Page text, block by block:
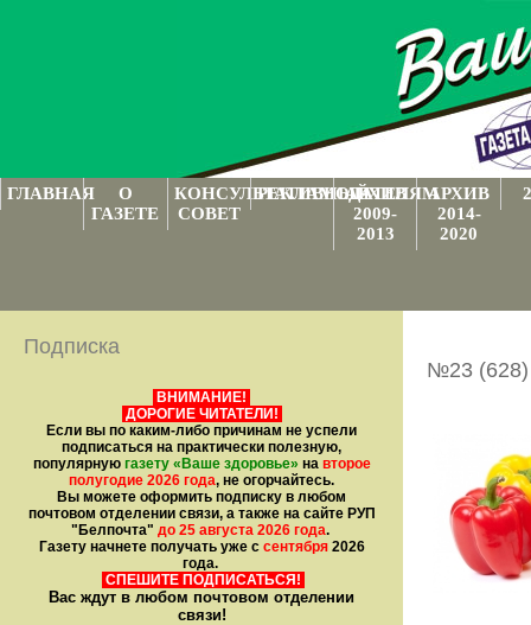
ГЛАВНАЯ
О
ГАЗЕТЕ
КОНСУЛЬТАТИВНЫЙ
СОВЕТ
РЕКЛАМОДАТЕЛЯМ
АРХИВ
2009-
2013
АРХИВ
2014-
2020
Подписка
ВНИМАНИЕ!
ДОРОГИЕ ЧИТАТЕЛИ!
Если вы по каким-либо причинам не успели
подписаться на практически полезную,
популярную газету «Ваше здоровье» на второе
полугодие 2026 года, не огорчайтесь.
Вы можете оформить подписку в любом
почтовом отделении связи, а также на сайте РУП
"Белпочта" до 25 августа 2026 года.
Газету начнете получать уже с сентября2026
года.
СПЕШИТЕ ПОДПИСАТЬСЯ!
Вас ждут в любом почтовом отделении
связи!
№23 (628)